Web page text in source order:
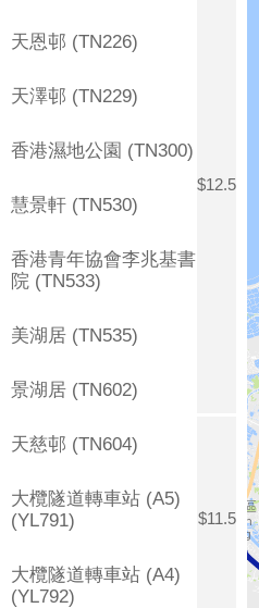
$12.5
天恩邨 (TN226)
天澤邨 (TN229)
香港濕地公園 (TN300)
慧景軒 (TN530)
香港青年協會李兆基書
院 (TN533)
美湖居 (TN535)
景湖居 (TN602)
天慈邨 (TN604)
$11.5
大欖隧道轉車站 (A5)
(YL791)
大欖隧道轉車站 (A4)
(YL792)